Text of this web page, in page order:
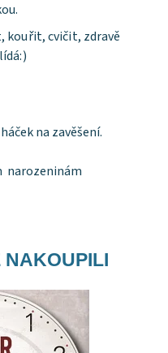
kouřit, cvičit, zdravě
na zavěšení.
narozeninám
NAKOUPILI